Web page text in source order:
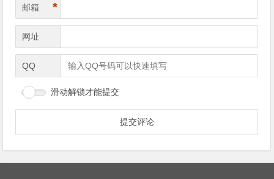
邮箱 *
网址
QQ
滑动解锁才能提交